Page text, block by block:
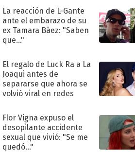
La reacción de L-Gante
ante el embarazo de su
ex Tamara Báez: "Saben
que..."
El regalo de Luck Ra a La
Joaqui antes de
separarse que ahora se
volvió viral en redes
Flor Vigna expuso el
desopilante accidente
sexual que vivió: "Se me
quedó..."